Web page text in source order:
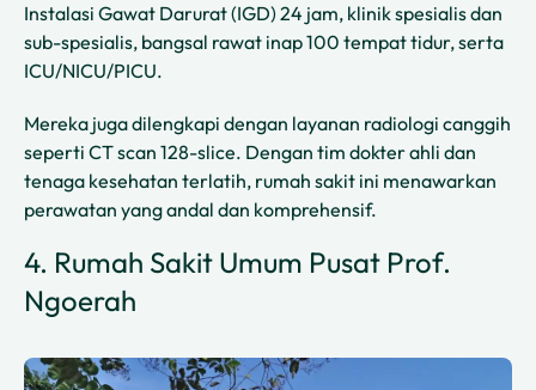
Instalasi Gawat Darurat (IGD) 24 jam, klinik spesialis dan
sub-spesialis, bangsal rawat inap 100 tempat tidur, serta
ICU/NICU/PICU.
Mereka juga dilengkapi dengan layanan radiologi canggih
seperti CT scan 128-slice. Dengan tim dokter ahli dan
tenaga kesehatan terlatih, rumah sakit ini menawarkan
perawatan yang andal dan komprehensif.
4. Rumah Sakit Umum Pusat Prof.
Ngoerah